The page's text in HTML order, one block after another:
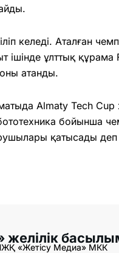
келеді. Аталған
ішінде ұлттық құрама
атанды.
Almaty Tech
бойынша
қатысады деп
желілік
«Жетісу Медиа» МКК